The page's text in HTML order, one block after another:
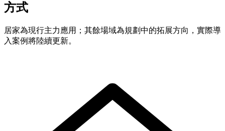
方式
居家為現行主力應用；其餘場域為規劃中的拓展方向，實際導
入案例將陸續更新。